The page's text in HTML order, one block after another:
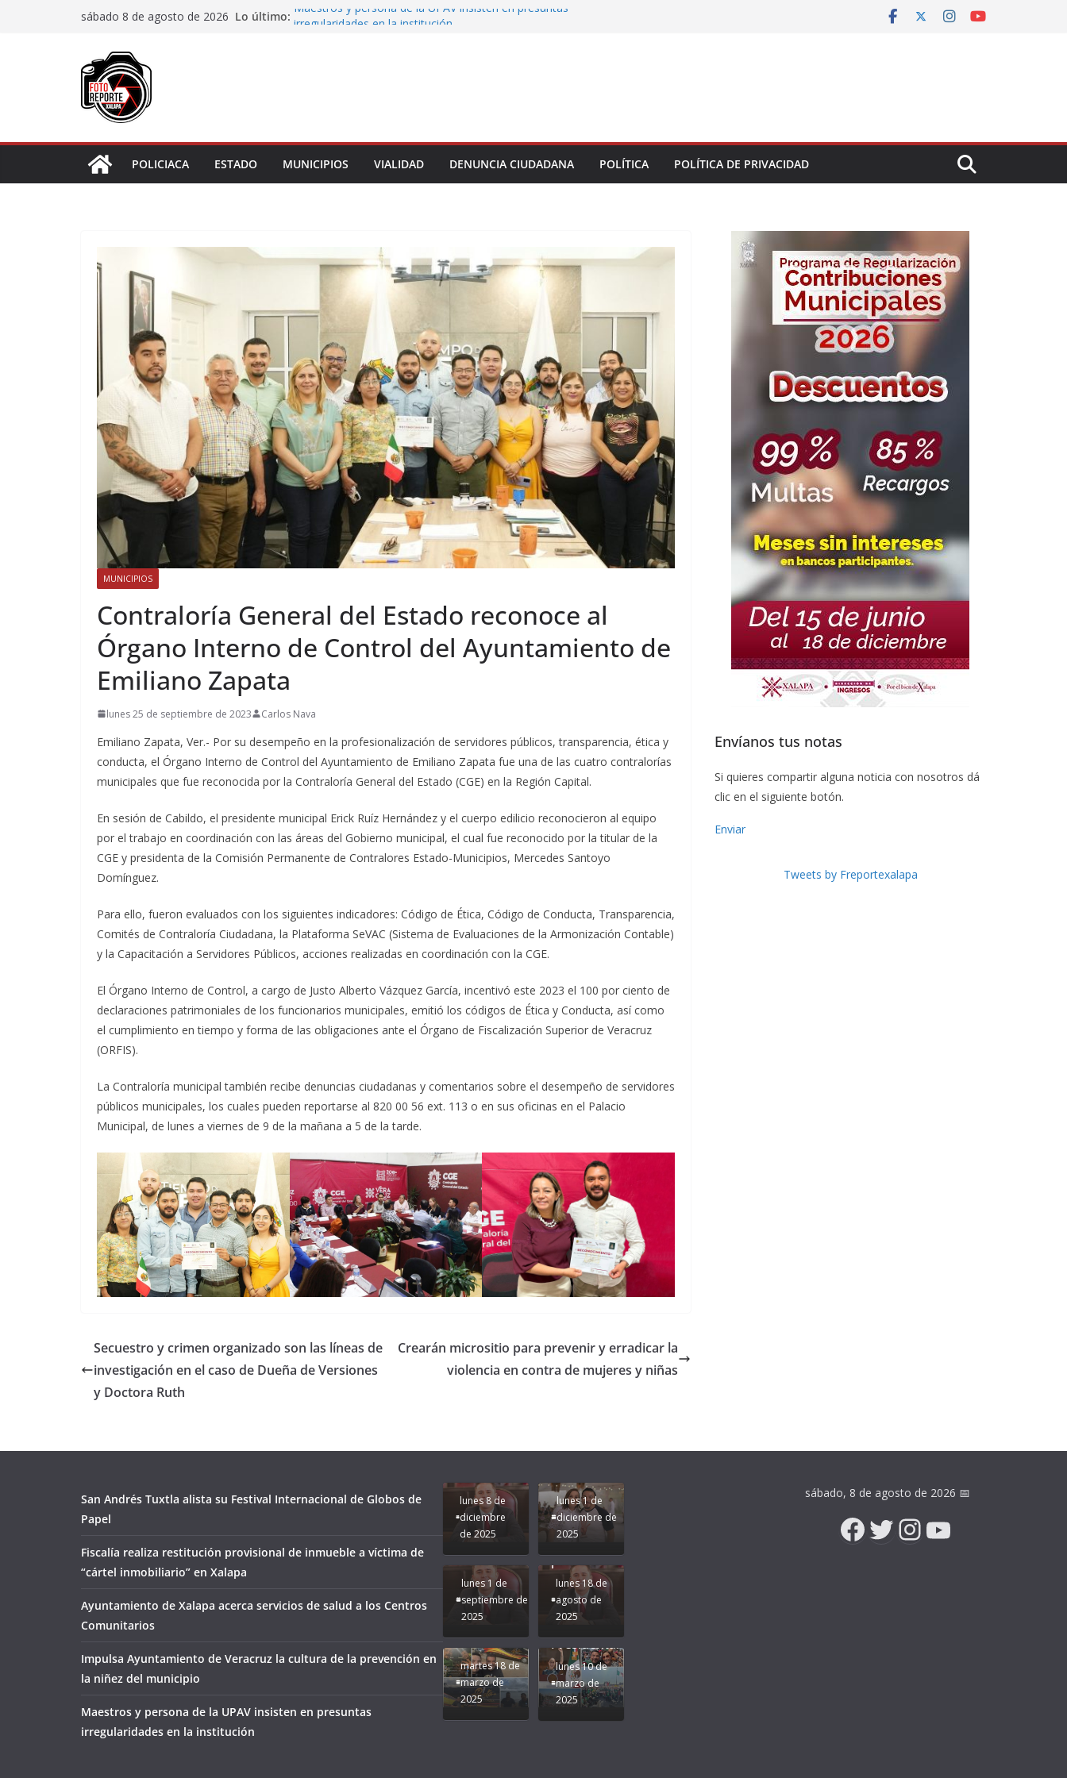
sábado 8 de agosto de 2026 Lo último: Maestros y persona de la UPAV insisten en presuntas
Impulsa Ayuntamiento de Veracruz la cultura de la prevención
en la niñez del municipio
POLICIACA ESTADO MUNICIPIOS VIALIDAD DENUNCIA CIUDADANA POLÍTICA POLÍTICA DE PRIVACIDAD
MUNICIPIOS
Contraloría General del Estado reconoce al
Órgano Interno de Control del Ayuntamiento de
Emiliano Zapata
lunes 25 de septiembre de 2023 Carlos Nava
Emiliano Zapata, Ver.- Por su desempeño en la profesionalización de servidores públicos, transparencia, ética y
conducta, el Órgano Interno de Control del Ayuntamiento de Emiliano Zapata fue una de las cuatro contralorías
municipales que fue reconocida por la Contraloría General del Estado (CGE) en la Región Capital.
En sesión de Cabildo, el presidente municipal Erick Ruíz Hernández y el cuerpo edilicio reconocieron al equipo
por el trabajo en coordinación con las áreas del Gobierno municipal, el cual fue reconocido por la titular de la
CGE y presidenta de la Comisión Permanente de Contralores Estado-Municipios, Mercedes Santoyo
Domínguez.
Para ello, fueron evaluados con los siguientes indicadores: Código de Ética, Código de Conducta, Transparencia,
Comités de Contraloría Ciudadana, la Plataforma SeVAC (Sistema de Evaluaciones de la Armonización Contable)
y la Capacitación a Servidores Públicos, acciones realizadas en coordinación con la CGE.
El Órgano Interno de Control, a cargo de Justo Alberto Vázquez García, incentivó este 2023 el 100 por ciento de
declaraciones patrimoniales de los funcionarios municipales, emitió los códigos de Ética y Conducta, así como
el cumplimiento en tiempo y forma de las obligaciones ante el Órgano de Fiscalización Superior de Veracruz
(ORFIS).
La Contraloría municipal también recibe denuncias ciudadanas y comentarios sobre el desempeño de servidores
públicos municipales, los cuales pueden reportarse al 820 00 56 ext. 113 o en sus oficinas en el Palacio
Municipal, de lunes a viernes de 9 de la mañana a 5 de la tarde.
Secuestro y crimen organizado son las líneas de
investigación en el caso de Dueña de Versiones
y Doctora Ruth
Crearán micrositio para prevenir y erradicar la
violencia en contra de mujeres y niñas
Envíanos tus notas
Si quieres compartir alguna noticia con nosotros dá
clic en el siguiente botón.
Enviar
Tweets by Freportexalapa
San Andrés Tuxtla alista su Festival Internacional de Globos de
Papel
Fiscalía realiza restitución provisional de inmueble a víctima de
“cártel inmobiliario” en Xalapa
Ayuntamiento de Xalapa acerca servicios de salud a los Centros
Comunitarios
Impulsa Ayuntamiento de Veracruz la cultura de la prevención en
la niñez del municipio
Maestros y persona de la UPAV insisten en presuntas
irregularidades en la institución
lunes 8 de
diciembre
de 2025
lunes 1 de
diciembre de
2025
Apoyo y
Seguimos la
Ruta que
Marca
Nuestra
Rocío Nahle.
lunes 1 de
septiembre de
2025
Pongamos
de moda;
San
Andrés
Tuxtla
presente.
lunes 18 de
agosto de
2025
Difamación
martes 18 de
marzo de
2025
Presidenta!
lunes 10 de
marzo de
2025
sábado, 8 de agosto de 2026 📅
Facebook
Twitter
Instagram
YouTube